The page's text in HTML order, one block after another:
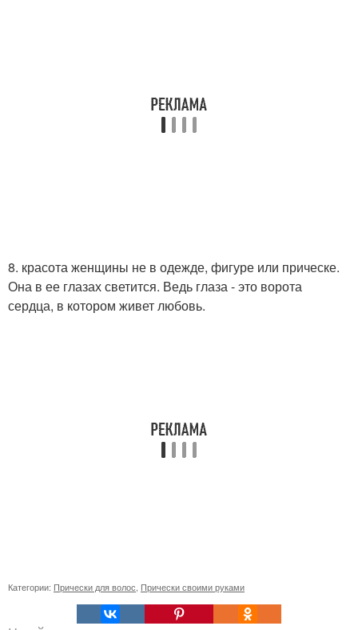
8. красота женщины не в одежде, фигуре или прическе.
Она в ее глазах светится. Ведь глаза - это ворота
сердца, в котором живет любовь.
Категории: Прически для волос Прически своими руками